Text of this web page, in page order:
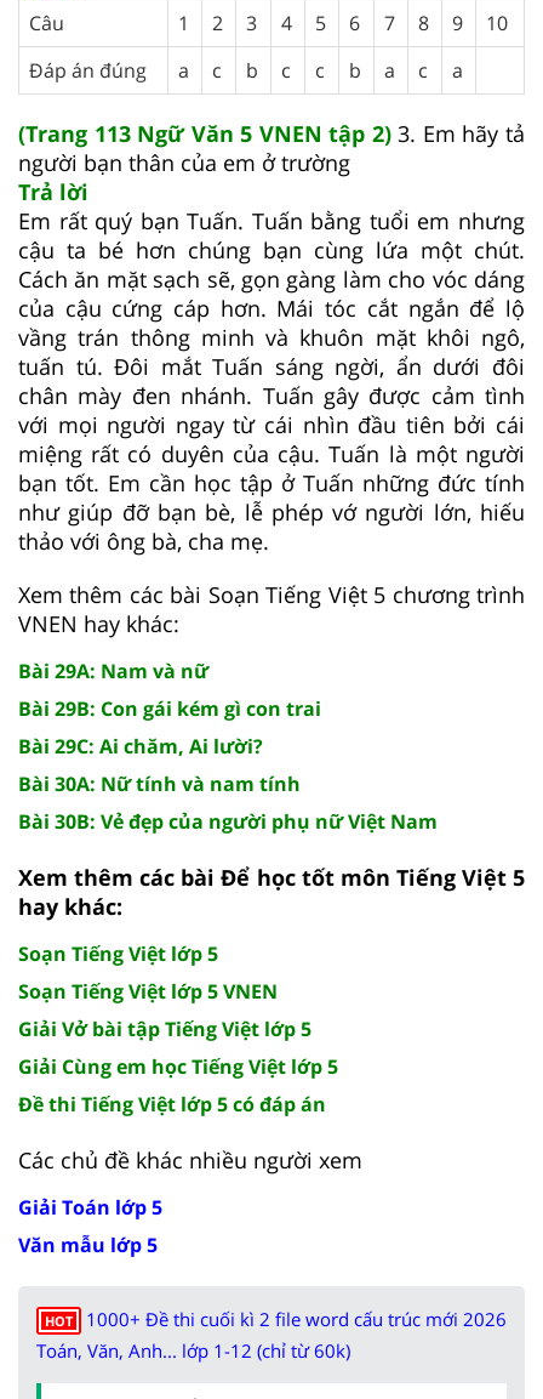
Câu 1 2 3 4 5 6 7 8 9
10
Đáp án đúng
a c b c c b a c a
(Trang 113 Ngữ Văn 5 VNEN tập 2)3. Em hãy tả
người bạn thân của em ở trường
Trả lời
Em rất quý bạn Tuấn. Tuấn bằng tuổi em nhưng
cậu ta bé hơn chúng bạn cùng lứa một chút.
Cách ăn mặt sạch sẽ, gọn gàng làm cho vóc dáng
của cậu cứng cáp hơn. Mái tóc cắt ngắn để lộ
vầng trán thông minh và khuôn mặt khôi ngô,
tuấn tú. Đôi mắt Tuấn sáng ngời, ẩn dưới đôi
chân mày đen nhánh. Tuấn gây được cảm tình
với mọi người ngay từ cái nhìn đầu tiên bởi cái
miệng rất có duyên của cậu. Tuấn là một người
bạn tốt. Em cần học tập ở Tuấn những đức tính
như giúp đỡ bạn bè, lễ phép vớ người lớn, hiếu
thảo với ông bà, cha mẹ.
Xem thêm các bài Soạn Tiếng Việt 5 chương trình
VNEN hay khác:
Bài 29A: Nam và nữ
Bài 29B: Con gái kém gì con trai
Bài 29C: Ai chăm, Ai lười?
Bài 30A: Nữ tính và nam tính
Bài 30B: Vẻ đẹp của người phụ nữ Việt Nam
Xem thêm các bài Để học tốt môn Tiếng Việt 5
hay khác:
Soạn Tiếng Việt lớp 5
Soạn Tiếng Việt lớp 5 VNEN
Giải Vở bài tập Tiếng Việt lớp 5
Giải Cùng em học Tiếng Việt lớp 5
Đề thi Tiếng Việt lớp 5 có đáp án
Các chủ đề khác nhiều người xem
Giải Toán lớp 5
Văn mẫu lớp 5
HOT
1000+ Đề thi cuối kì 2 file word cấu trúc mới 2026
Toán, Văn, Anh... lớp 1-12 (chỉ từ 60k)